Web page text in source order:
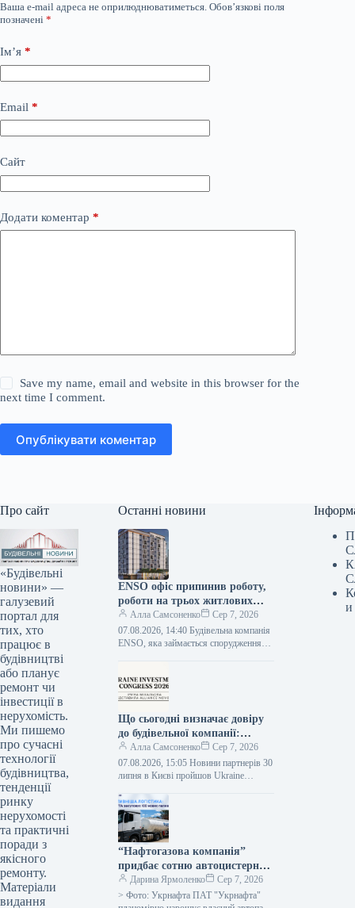
Ваша e-mail адреса не оприлюднюватиметься. Обов’язкові поля
позначені *
Ім’я *
Email *
Сайт
Додати коментар *
Save my name, email and website in this browser for the
next time I comment.
Опублікувати коментар
Про сайт
«Будівельні
новини» —
галузевий
портал для
тих, хто
працює в
будівництві
або планує
ремонт чи
інвестиції в
нерухомість.
Ми пишемо
про сучасні
технології
будівництва,
тенденції
ринку
нерухомості
та практичні
поради з
якісного
ремонту.
Матеріали
видання
Останні новини
ENSO офіс припинив роботу,
роботи на трьох житлових
комплексах призупинено —
розслідування Bihus.Info
Алла Самсоненко
Сер 7, 2026
07.08.2026, 14:40 Будівельна компанія
ENSO, яка займається спорудженням
будівельні роботи. Офіс фірми…
Що сьогодні визначає довіру
до будівельної компанії:
Alliance Novobud виділили
основні чинники
Алла Самсоненко
Сер 7, 2026
07.08.2026, 15:05 Новини партнерів 30
липня в Києві пройшов Ukraine
понад 2000 учасників із
девелоперської,…
“Нафтогазова компанія”
придбає сотню автоцистерн
задля покращення
стабільності доставки палива.
Дарина Ярмоленко
Сер 7, 2026
> Фото: Укрнафта ПАТ "Укрнафта"
и